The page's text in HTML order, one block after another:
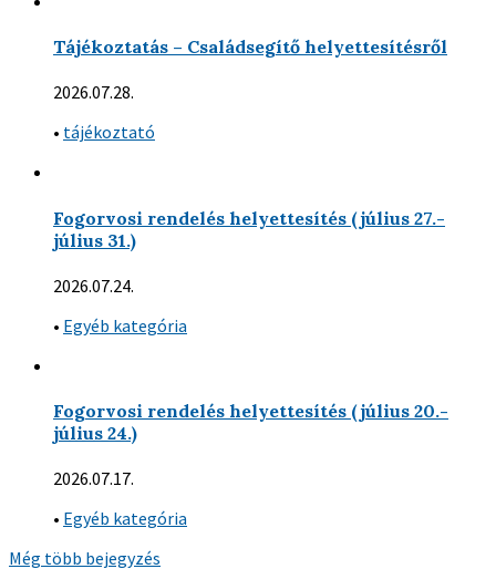
Tájékoztatás – Családsegítő helyettesítésről
2026.07.28.
• tájékoztató
Fogorvosi rendelés helyettesítés (július 27.-
július 31.)
2026.07.24.
• Egyéb kategória
Fogorvosi rendelés helyettesítés (július 20.-
július 24.)
2026.07.17.
• Egyéb kategória
Még több bejegyzés